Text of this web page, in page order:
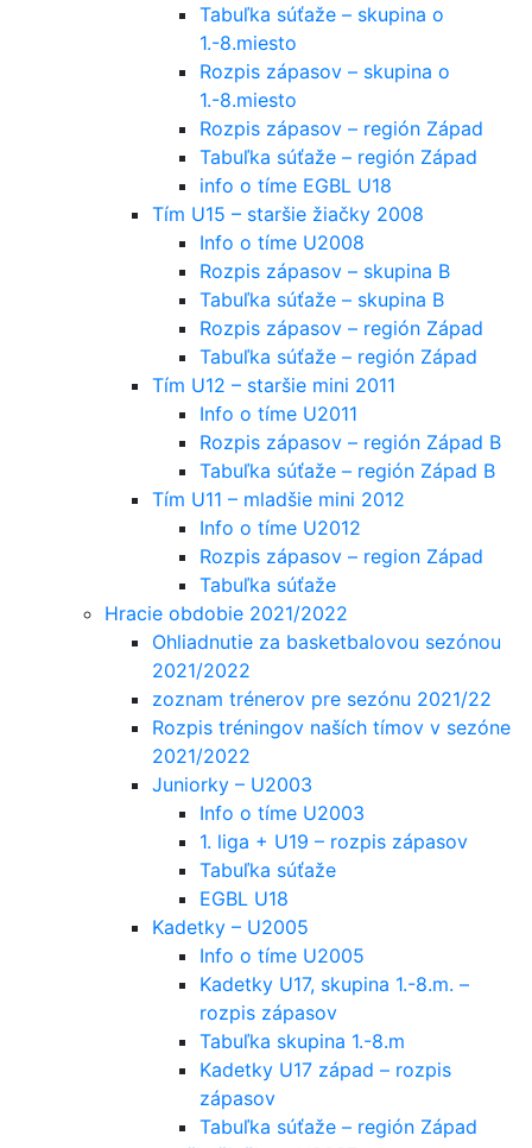
Tabuľka súťaže – skupina o
1.-8.miesto
Rozpis zápasov – skupina o
1.-8.miesto
Rozpis zápasov – región Západ
Tabuľka súťaže – región Západ
info o tíme EGBL U18
Tím U15 – staršie žiačky 2008
Info o tíme U2008
Rozpis zápasov – skupina B
Tabuľka súťaže – skupina B
Rozpis zápasov – región Západ
Tabuľka súťaže – región Západ
Tím U12 – staršie mini 2011
Info o tíme U2011
Rozpis zápasov – región Západ B
Tabuľka súťaže – región Západ B
Tím U11 – mladšie mini 2012
Info o tíme U2012
Rozpis zápasov – region Západ
Tabuľka súťaže
Hracie obdobie 2021/2022
Ohliadnutie za basketbalovou sezónou
2021/2022
zoznam trénerov pre sezónu 2021/22
Rozpis tréningov naších tímov v sezóne
2021/2022
Juniorky – U2003
Info o tíme U2003
1. liga + U19 – rozpis zápasov
Tabuľka súťaže
EGBL U18
Kadetky – U2005
Info o tíme U2005
Kadetky U17, skupina 1.-8.m. –
rozpis zápasov
Tabuľka skupina 1.-8.m
Kadetky U17 západ – rozpis
zápasov
Tabuľka súťaže – región Západ